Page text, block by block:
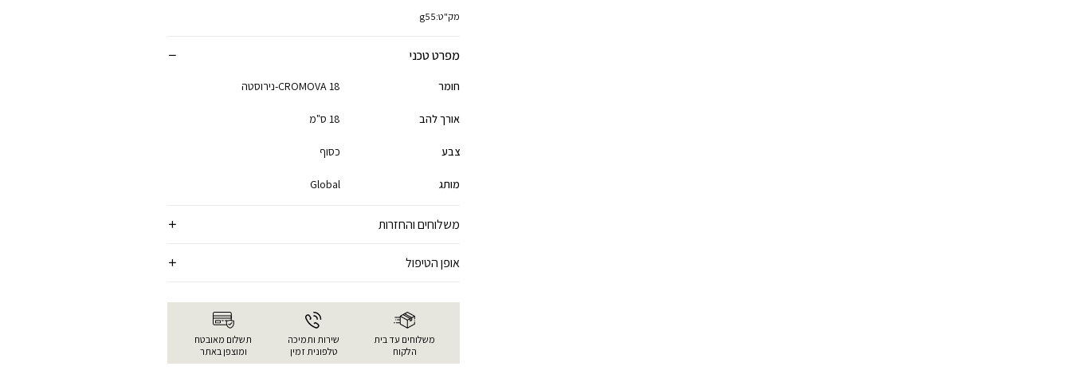
מק"ט:g55
מפרט טכני
חומר CROMOVA 18-נירוסטה
אורך להב 18 ס"מ
צבע כסוף
מותג Global
משלוחים והחזרות
אופן הטיפול
משלוחים עד בית
הלקוח
שירות ותמיכה
טלפונית זמין
תשלום מאובטח
ומוצפן באתר